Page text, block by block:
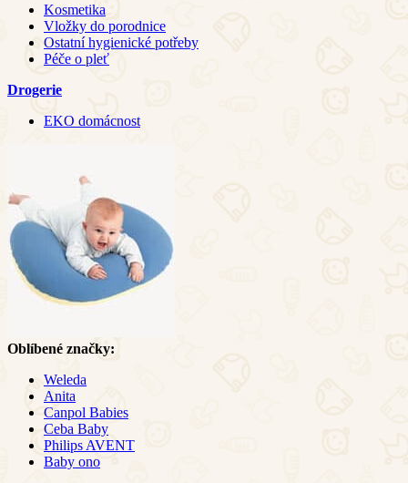
Kosmetika
Vložky do porodnice
Ostatní hygienické potřeby
Péče o pleť
Drogerie
EKO domácnost
Oblíbené značky:
Weleda
Anita
Canpol Babies
Ceba Baby
Philips AVENT
Baby ono